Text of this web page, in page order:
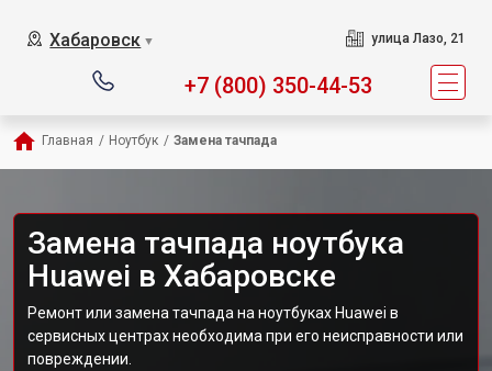
Хабаровск ▼ улица Лазо, 21
+7 (800) 350-44-53
Главная / Ноутбук / Замена тачпада
Замена тачпада ноутбука
Huawei в Хабаровске
Ремонт или замена тачпада на ноутбуках Huawei в
сервисных центрах необходима при его неисправности или
повреждении.